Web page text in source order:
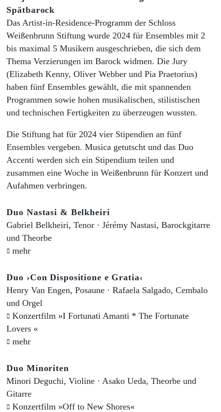
Spätbarock
Das Artist-in-Residence-Programm der Schloss
Weißenbrunn Stiftung wurde 2024 für Ensembles mit 2
bis maximal 5 Musikern ausgeschrieben, die sich dem
Thema Verzierungen im Barock widmen. Die Jury
(Elizabeth Kenny, Oliver Webber und Pia Praetorius)
haben fünf Ensembles gewählt, die mit spannenden
Programmen sowie hohen musikalischen, stilistischen
und technischen Fertigkeiten zu überzeugen wussten.
Die Stiftung hat für 2024 vier Stipendien an fünf
Ensembles vergeben. Musica getutscht und das Duo
Accenti werden sich ein Stipendium teilen und
zusammen eine Woche in Weißenbrunn für Konzert und
Aufahmen verbringen.
Duo Nastasi & Belkheiri
Gabriel Belkheiri, Tenor · Jérémy Nastasi, Barockgitarre
und Theorbe
mehr
Duo ›Con Dispositione e Gratia‹
Henry Van Engen, Posaune · Rafaela Salgado, Cembalo
und Orgel
Konzertfilm »I Fortunati Amanti * The Fortunate
Lovers «
mehr
Duo Minoriten
Minori Deguchi, Violine · Asako Ueda, Theorbe und
Gitarre
Konzertfilm »Off to New Shores«